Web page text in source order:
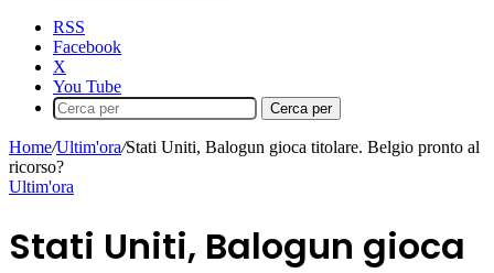
RSS
Facebook
X
You Tube
Cerca per
Home/Ultim'ora/Stati Uniti, Balogun gioca titolare. Belgio pronto al
ricorso?
Ultim'ora
Stati Uniti, Balogun gioca